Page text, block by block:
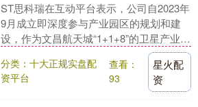
ST思科瑞在互动平台表示，公司自2023年
9月成立即深度参与产业园区的规划和建
设，作为文昌航天城“1+1+8”的卫星产业集
群的关键一环，紧邻“卫星超级工厂”，
可....
分类：十大正规实盘配
资平台
查看：
93
星火配
资